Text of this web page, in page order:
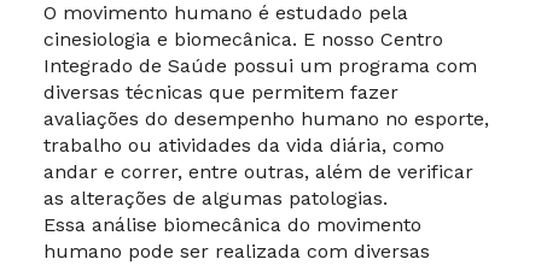
O movimento humano é estudado pela
cinesiologia e biomecânica. E nosso Centro
Integrado de Saúde possui um programa com
diversas técnicas que permitem fazer
avaliações do desempenho humano no esporte,
trabalho ou atividades da vida diária, como
andar e correr, entre outras, além de verificar
as alterações de algumas patologias.
Essa análise biomecânica do movimento
humano pode ser realizada com diversas